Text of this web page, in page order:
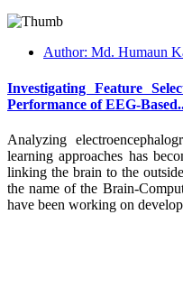
Author: Md. Humaun
Investigating Feature
Performance of EEG-
Analyzing
learning approaches has
linking the brain to the
the name of the Brain-
have been working on